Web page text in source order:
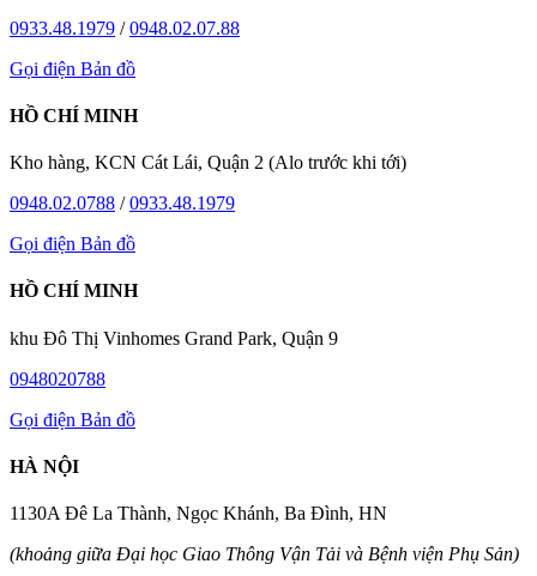
0933.48.1979 /0948.02.07.88
Gọi điện Bản đồ
HỒ CHÍ MINH
Kho hàng, KCN Cát Lái, Quận 2 (Alo trước khi tới)
0948.02.0788 /0933.48.1979
Gọi điện Bản đồ
HỒ CHÍ MINH
khu Đô Thị Vinhomes Grand Park, Quận 9
0948020788
Gọi điện Bản đồ
HÀ NỘI
1130A Đê La Thành, Ngọc Khánh, Ba Đình, HN
(khoảng giữa Đại học Giao Thông Vận Tải và Bệnh viện Phụ Sản)